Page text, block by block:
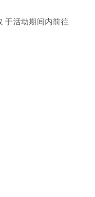
于活动期间内前往